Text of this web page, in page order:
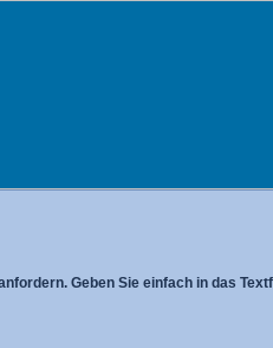
Geben Sie einfach in das